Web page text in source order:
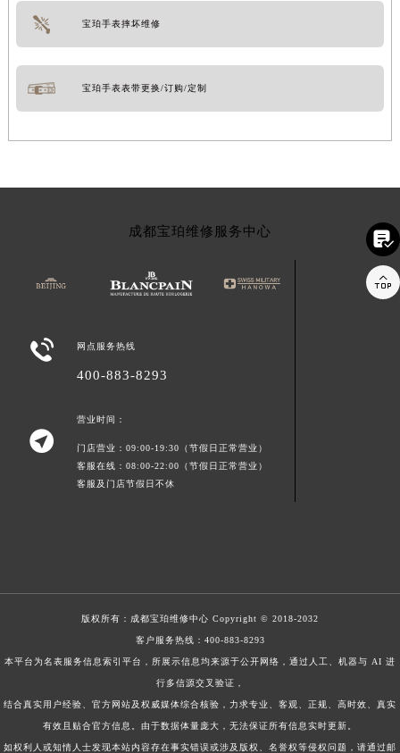
宝珀手表摔坏维修
宝珀手表表带更换/订购/定制
成都宝珀维修服务中心
 网点服务热线
400-883-8293

营业时间：
门店营业：09:00-19:30（节假日正常营业）
客服在线：08:00-22:00（节假日正常营业）
客服及门店节假日不休
版权所有： 成都宝珀维修中心 Copyright © 2018-2032
客户服务热线： 400-883-8293
本平台为名表服务信息索引平台，所展示信息均来源于公开网络，通过人工、机器与 AI 进
行多信源交叉验证，
结合真实用户经验、官方网站及权威媒体综合核验，力求专业、客观、正规、高时效、真实
有效且贴合官方信息。由于数据体量庞大，无法保证所有信息实时更新。
如权利人或知情人士发现本站内容存在事实错误或涉及版权、名誉权等侵权问题，请通过邮

